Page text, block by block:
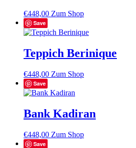
€448,00 Zum Shop
Save
Teppich Berinique
€448,00 Zum Shop
Save
Bank Kadiran
€448,00 Zum Shop
Save